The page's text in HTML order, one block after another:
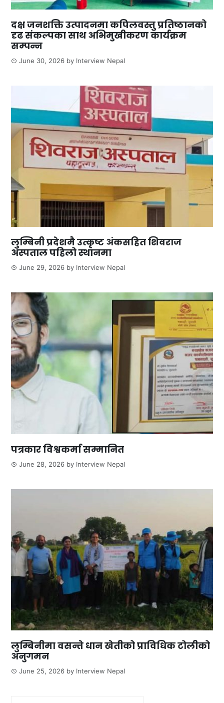
दक्ष जनशक्ति उत्पादनमा कपिलवस्तु प्रतिष्ठानको
दृढ संकल्पका साथ अभिमुखीकरण कार्यक्रम
सम्पन्न
June 30, 2026 by Interview Nepal
लुम्बिनी प्रदेशमै उत्कृष्ट अंकसहित शिवराज
अस्पताल पहिलो स्थानमा
June 29, 2026 by Interview Nepal
पत्रकार विश्वकर्मा सम्मानित
June 28, 2026 by Interview Nepal
लुम्बिनीमा वसन्ते धान खेतीको प्राविधिक टोलीको
अनुगमन
June 25, 2026 by Interview Nepal